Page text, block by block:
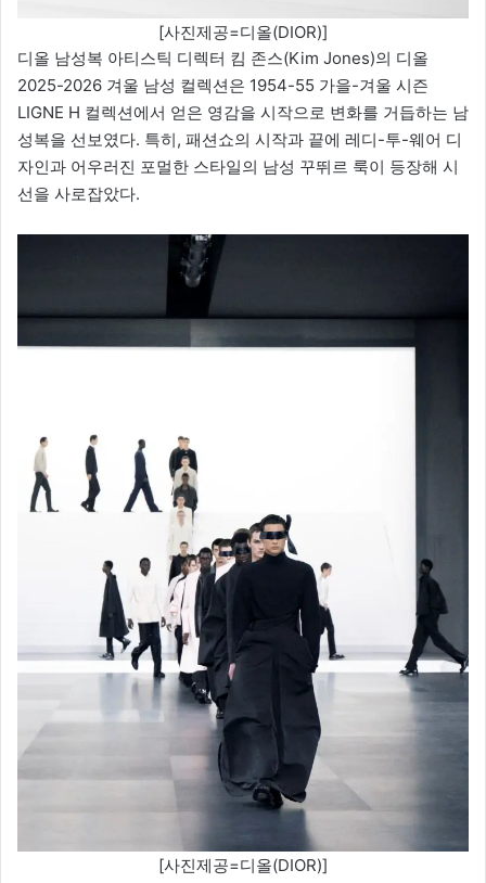
[사진제공=디올(DIOR)]
디올 남성복 아티스틱 디렉터 킴 존스(Kim Jones)의 디올
2025-2026 겨울 남성 컬렉션은 1954-55 가을-겨울 시즌
LIGNE H 컬렉션에서 얻은 영감을 시작으로 변화를 거듭하는 남
성복을 선보였다. 특히, 패션쇼의 시작과 끝에 레디-투-웨어 디
자인과 어우러진 포멀한 스타일의 남성 꾸뛰르 룩이 등장해 시
선을 사로잡았다.
[사진제공=디올(DIOR)]